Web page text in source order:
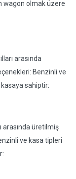
wagon olmak üzere
arasında
Benzinli ve
kasaya sahiptir:
arasında üretilmiş
ve kasa tipleri